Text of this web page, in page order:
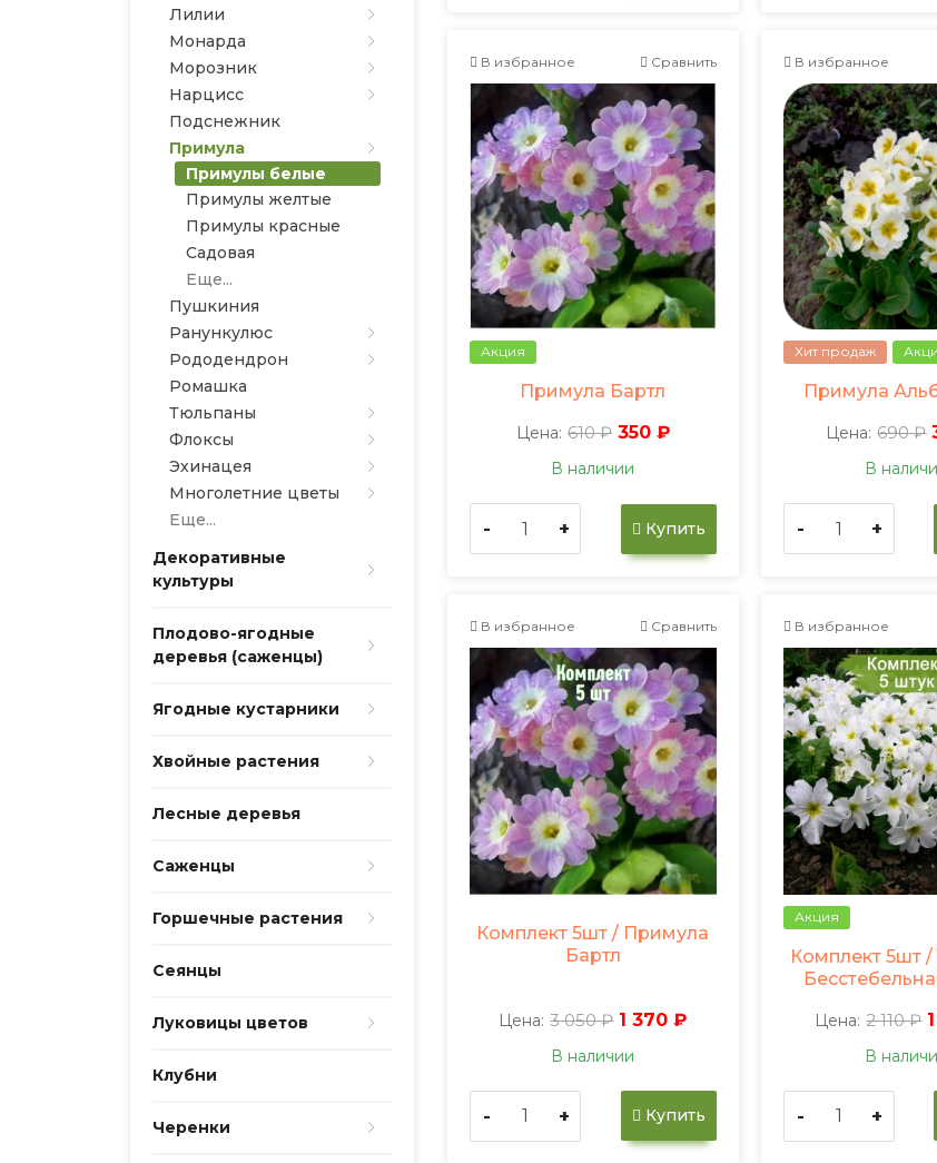
Лилии
Монарда
Морозник
Нарцисс
Подснежник
Примула
Примулы белые
Примулы желтые
Примулы красные
Садовая
Еще...
Пушкиния
Ранункулюс
Рододендрон
Ромашка
Тюльпаны
Флоксы
Эхинацея
Многолетние цветы
Еще...
Декоративные
культуры
Плодово-ягодные
деревья (саженцы)
Ягодные кустарники
Хвойные растения
Лесные деревья
Саженцы
Горшечные растения
Сеянцы
Луковицы цветов
Клубни
Черенки
В избранное Сравнить
Акция
Примула Бартл
Цена: 610 ₽ 350 ₽
В наличии
- + Купить
В избранное
Хит продаж
Примула
Цена: 690 ₽
В
- +
В избранное Сравнить
Комплект 5шт / Примула
Бартл
Цена: 3 050 ₽ 1 370 ₽
В наличии
- + Купить
В избранное
Акция
Комплект 5шт
Цена: 2 110 ₽
В
- +